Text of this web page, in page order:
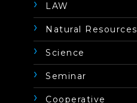
LAW
Natural Resources
Science
Seminar
Cooperative